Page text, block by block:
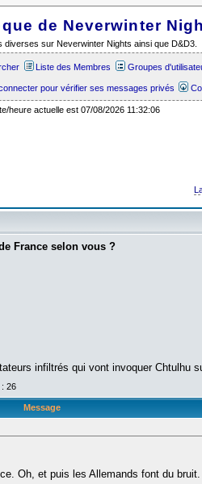
de Neverwinter
diverses sur Neverwinter Nights ainsi que D&D3.
Liste des Membres Groupes
pour vérifier ses messages privés
heure actuelle est 07/08/2026 11:32:06
France selon vous ?
infiltrés qui vont invoquer Chtulhu
: 26
Message
Oh, et puis les Allemands font du bruit.